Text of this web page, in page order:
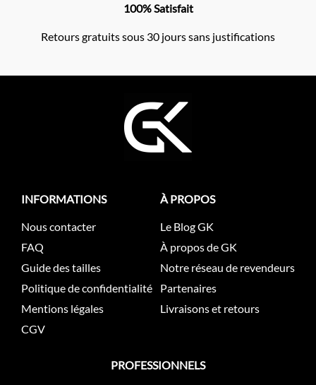
100% Satisfait
Retours gratuits sous 30 jours sans justifications
INFORMATIONS
Nous contacter
FAQ
Guide des tailles
Politique de confidentialité
Mentions légales
CGV
À PROPOS
Le Blog GK
À propos de GK
Notre réseau de revendeurs
Partenaires
Livraisons et retours
PROFESSIONNELS